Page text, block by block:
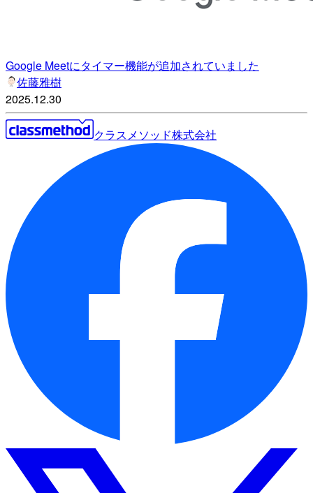
Google Meetにタイマー機能が追加されていました
佐藤雅樹
2025.12.30
クラスメソッド株式会社